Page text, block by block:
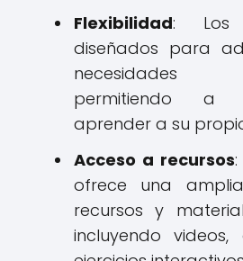
Flexibilidad: Los
diseñados para
necesidades
permitiendo a
aprender a su
Acceso a recursos
ofrece una
recursos y
incluyendo